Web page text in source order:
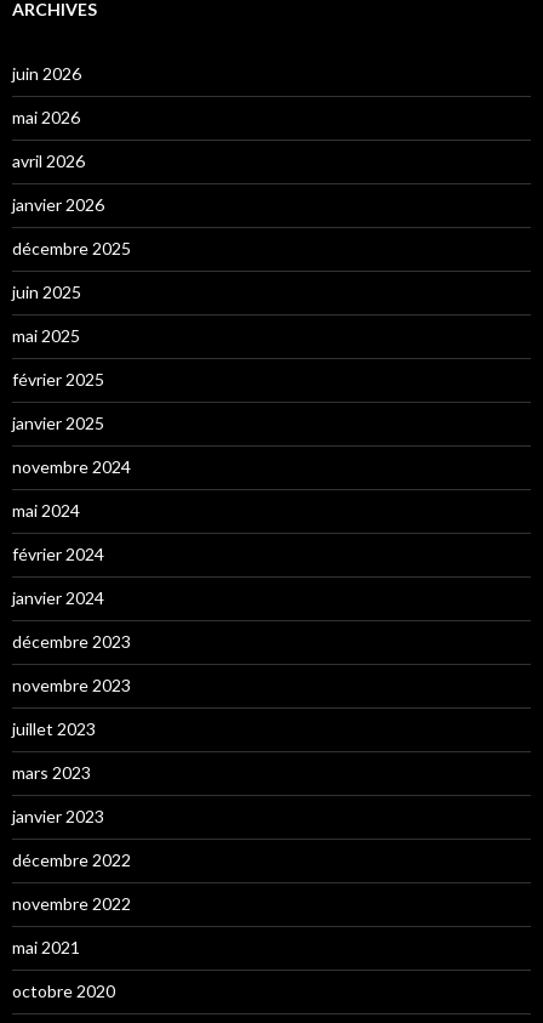
ARCHIVES
juin 2026
mai 2026
avril 2026
janvier 2026
décembre 2025
juin 2025
mai 2025
février 2025
janvier 2025
novembre 2024
mai 2024
février 2024
janvier 2024
décembre 2023
novembre 2023
juillet 2023
mars 2023
janvier 2023
décembre 2022
novembre 2022
mai 2021
octobre 2020